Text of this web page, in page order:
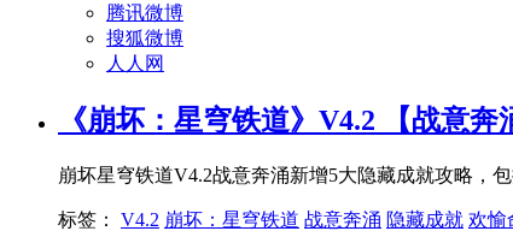
腾讯微博
搜狐微博
人人网
《崩坏：星穹铁道》V4.2 【战意
崩坏星穹铁道V4.2战意奔涌新增5大隐藏成就攻略，
标签： V4.2 崩坏：星穹铁道 战意奔涌 隐藏成就 欢愉